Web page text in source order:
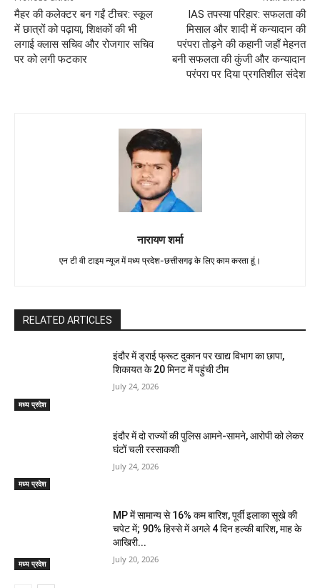
मैहर की कलेक्टर बन गईं टीचर: स्कूल
में छात्रों को पढ़ाया, शिक्षकों की भी
लगाई क्लास सचिव और रोजगार सचिव
पर को लगी फटकार
IAS तपस्या परिहार: सफलता की
मिसाल और शादी में कन्यादान की
परंपरा तोड़ने की कहानी जहाँ मेहनत
बनी सफलता की कुंजी और कन्यादान
परंपरा पर दिया प्रगतिशील संदेश
नारायण शर्मा
एन टी वी टाइम न्यूज में मध्य प्रदेश-छत्तीसगढ़ के लिए काम करता हूं।
RELATED ARTICLES
मध्य प्रदेश
इंदौर में ड्राई फ्रूट दुकान पर खाद्य विभाग का छापा,
शिकायत के 20 मिनट में पहुंची टीम
July 24, 2026
मध्य प्रदेश
इंदौर में दो राज्यों की पुलिस आमने-सामने, आरोपी को लेकर
घंटों चली रस्साकशी
July 24, 2026
मध्य प्रदेश
MP में सामान्य से 16% कम बारिश, पूर्वी इलाका सूखे की
चपेट में; 90% हिस्से में अगले 4 दिन हल्की बारिश, माह के
आखिरी...
July 20, 2026